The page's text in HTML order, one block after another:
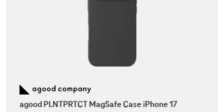
agood PLNTPRTCT MagSafe Case iPhone 17